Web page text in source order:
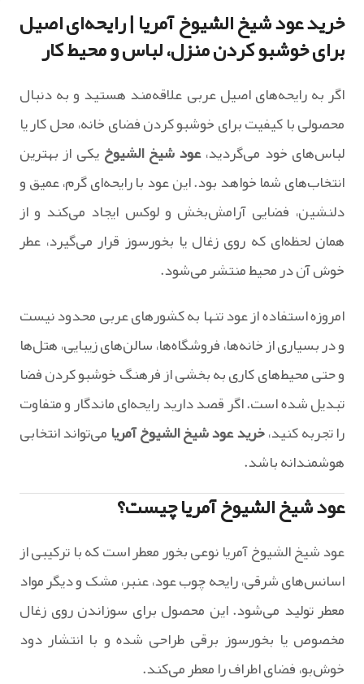
خرید عود شیخ الشیوخ آمریا | رایحه‌ای اصیل
برای خوشبو کردن منزل، لباس و محیط کار
اگر به رایحه‌های اصیل عربی علاقه‌مند هستید و به دنبال
محصولی با کیفیت برای خوشبو کردن فضای خانه، محل کار یا
لباس‌های خود می‌گردید،عود شیخ الشیوخیکی از بهترین
انتخاب‌های شما خواهد بود. این عود با رایحه‌ای گرم، عمیق و
دلنشین، فضایی آرامش‌بخش و لوکس ایجاد می‌کند و از
همان لحظه‌ای که روی زغال یا بخورسوز قرار می‌گیرد، عطر
خوش آن در محیط منتشر می‌شود.
امروزه استفاده از عود تنها به کشورهای عربی محدود نیست
و در بسیاری از خانه‌ها، فروشگاه‌ها، سالن‌های زیبایی، هتل‌ها
و حتی محیط‌های کاری به بخشی از فرهنگ خوشبو کردن فضا
تبدیل شده است. اگر قصد دارید رایحه‌ای ماندگار و متفاوت
را تجربه کنید،خرید عود شیخ الشیوخ آمریامی‌تواند انتخابی
هوشمندانه باشد.
عود شیخ الشیوخ آمریا چیست؟
عود شیخ الشیوخ آمریا نوعی بخور معطر است که با ترکیبی از
اسانس‌های شرقی، رایحه چوب عود، عنبر، مشک و دیگر مواد
معطر تولید می‌شود. این محصول برای سوزاندن روی زغال
مخصوص یا بخورسوز برقی طراحی شده و با انتشار دود
خوش‌بو، فضای اطراف را معطر می‌کند.